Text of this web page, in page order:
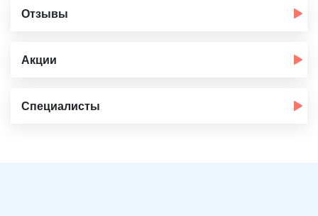
Отзывы
Акции
Специалисты